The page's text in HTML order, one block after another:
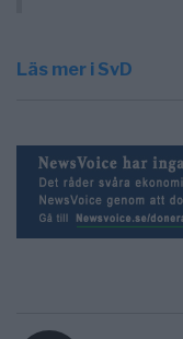
Läs mer i SvD